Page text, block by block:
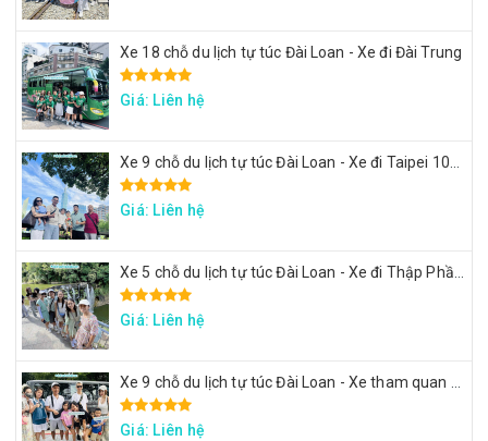
Xe 18 chỗ du lịch tự túc Đài Loan - Xe đi Đài Trung
Giá: Liên hệ
Giá: Liên hệ
Giá: Liên hệ
Giá: Liên hệ